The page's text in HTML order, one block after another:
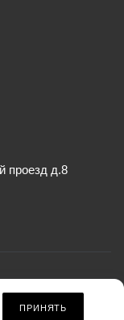
проезд д.8
публичной офертой.
ПРИНЯТЬ